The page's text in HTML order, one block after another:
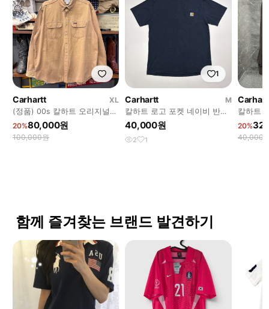
Carhartt
XL
(정품) 00s 칼하트 오리지널
헤비 코튼 투 포켓 워크 셔츠
N2249
20%80,000원
100,000원
1
Carhartt
M
칼하트 로고 포켓 네이비 반팔
티셔츠
40,000원
2 1
칼하트
20%
40,000
함께 즐겨찾는 브랜드 발견하기